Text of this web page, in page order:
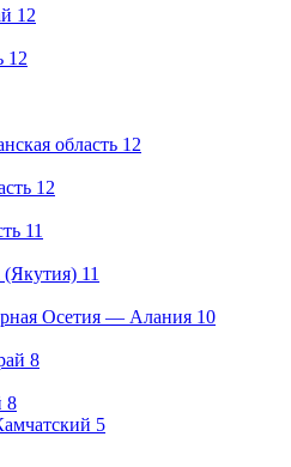
12
12
область 12
12
11
(Якутия) 11
Осетия — Алания 10
8
8
5